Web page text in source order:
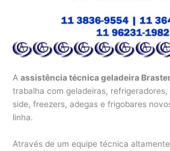
Aassistência técnica geladeira
trabalha com geladeiras,
side, freezers, adegas e frigobares
linha.
Através de um equipe técnica